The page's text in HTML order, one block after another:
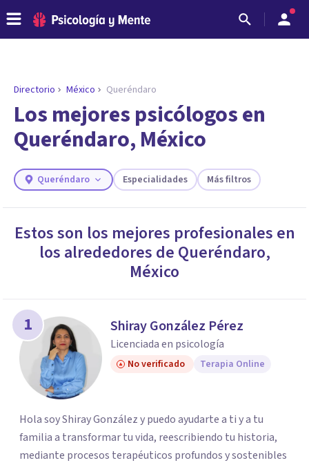
ENCONTRAR MI TERAPEUTA
¿Necesitas ayuda para encontrar el
psicólogo adecuado?
Responde a unas breves preguntas y te ofreceremos
necesidades.
Directorio México Queréndaro
Los mejores psicólogos en
Queréndaro, México
Queréndaro Especialidades Más filtros
Estos son los mejores profesionales en
los alrededores de Queréndaro,
México
1 Shiray González Pérez
Licenciada en psicología
No verificado Terapia Online
Hola soy Shiray González y puedo ayudarte a ti y a tu
familia a transformar tu vida, reescribiendo tu historia,
mediante procesos terapéuticos profundos y sostenibles